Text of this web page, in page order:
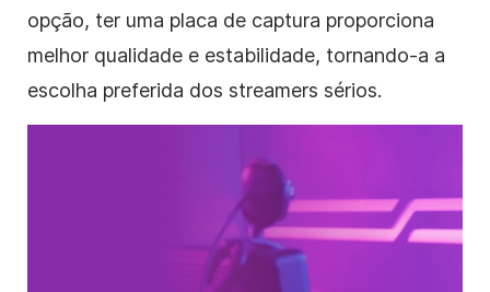
opção, ter uma placa de captura proporciona
melhor qualidade e estabilidade, tornando-a a
escolha preferida dos streamers sérios.